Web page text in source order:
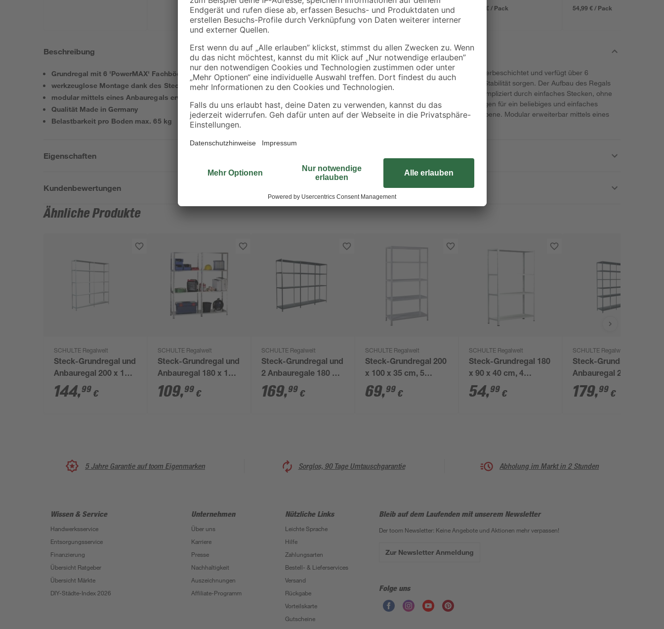
86,97 € / Pack
54,99 € / Pack
Beschreibung
Grundregal mit 6 'PowerMAX' Fachböden
werkzeuglose Montage dank des Stecksystems
modular mittels eines Anbauregals erweiterbar
Qualität Made in Germany
Belastbarkeit pro Boden max. 65 kg
Dieses Grundregal aus Metall ist nachhaltig pulverbeschichtet und verfügt über 6
PowerMAX Fachböden, die für eine besondere Stabilität sorgen. Der Aufbau des Regals
erfolgt dank des Stecksystems schnell und unkompliziert durch einfaches Stecken, ohne
zu verschrauben. Vorhandene Verstellraster sorgen für ein beliebiges und einfaches
Einstecken der Fachböden in die gewünschte Ebene. Modular erweiterbar mittels eines
Eigenschaften
Kundenbewertungen
Ähnliche Produkte
SCHULTE Regalwelt
Steck-Grundregal und
Anbauregal 200 x 180
x 35 cm, 10 Böden,
weiß, Tragkraft 425 kg
144,99 €
SCHULTE Regalwelt
Steck-Grundregal und
Anbauregal 180 x 160
x 35 cm, 8 Böden,
verzinkt, Tragkraft 340
109,99 €
SCHULTE Regalwelt
Steck-Grundregal und
2 Anbauregale 180 x
280 x 35 cm, 12
Böden, verzinkt,
169,99 €
SCHULTE Regalwelt
Steck-Grundregal 200
x 100 x 35 cm, 5
Böden, weiß,
Tragkraft 425 kg
69,99 €
SCHULTE Regalwelt
Steck-Grundregal 180
x 90 x 40 cm, 4
Böden, weiß,
Tragkraft 260 kg
54,99 €
SCHULTE Regalwelt
Steck-Grundregal und
Anbauregal 230 x 160
x 50 cm, 12 Böden,
verzinkt, Tragkraft 510
179,99 €
5 Jahre Garantie auf toom Eigenmarken Sorglos, 90 Tage Umtauschgarantie Abholung im Markt in 2 Stunden
Wissen & Service
Handwerksservice
Entsorgungsservice
Finanzierung
Übersicht Ratgeber
Übersicht Märkte
DIY-Städte-Index 2026
Unternehmen
Über uns
Karriere
Presse
Nachhaltigkeit
Auszeichnungen
Affiliate-Programm
Nützliche Links
Leichte Sprache
Hilfe
Zahlungsarten
Bestell- & Lieferservices
Versand
Rückgabe
Vorteilskarte
Gutscheine
Bleib auf dem Laufenden mit unserem Newsletter
Der toom Newsletter: Keine Angebote und Aktionen mehr verpassen!
Zur Newsletter Anmeldung
Folge uns